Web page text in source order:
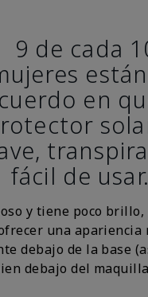
9 de cada
en
fácil de
y tiene poco brillo,
una apariencia
debajo de la base
debajo del